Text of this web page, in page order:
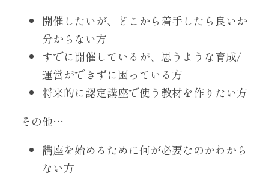
開催したいが、どこから着手したら良いか
分からない方
すでに開催しているが、思うような育成/
運営ができずに困っている方
将来的に認定講座で使う教材を作りたい方
その他…
講座を始めるために何が必要なのかわから
ない方